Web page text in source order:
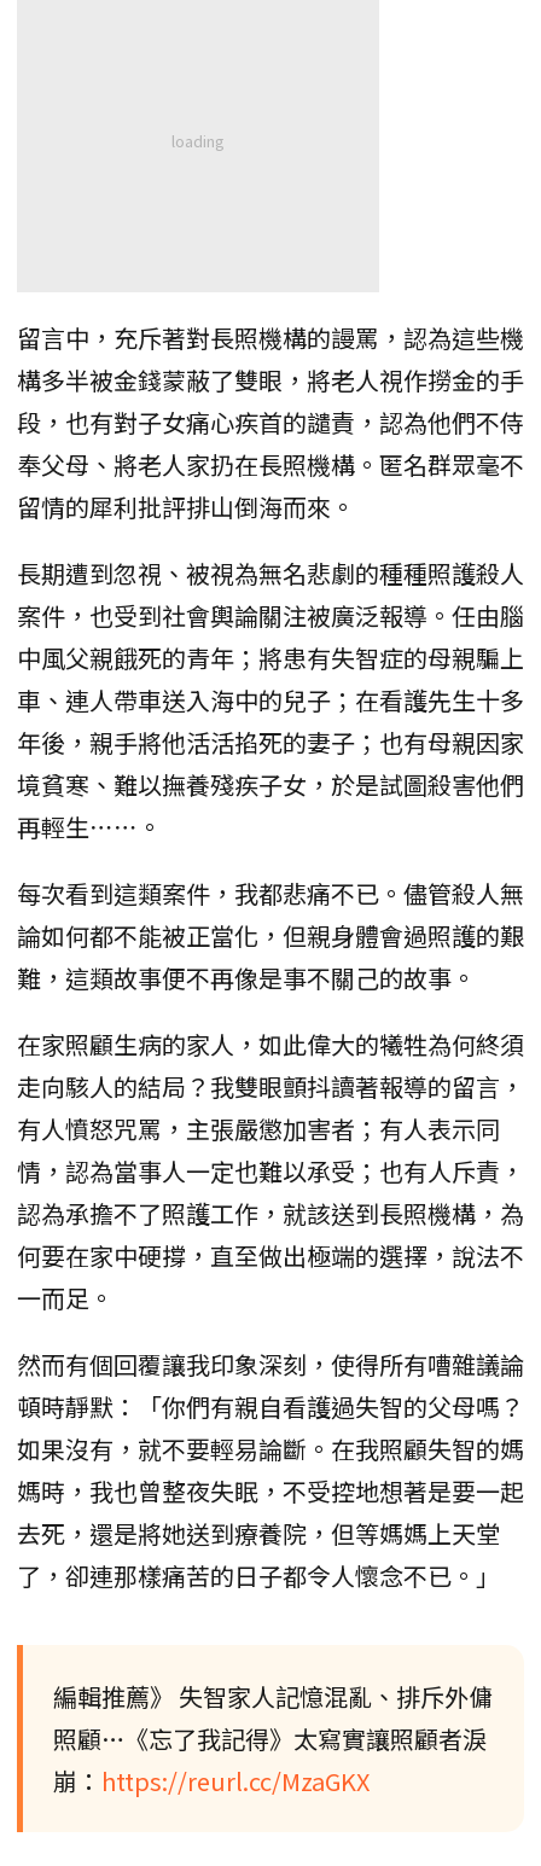
留言中，充斥著對長照機構的謾罵，認為這些機
構多半被金錢蒙蔽了雙眼，將老人視作撈金的手
段，也有對子女痛心疾首的譴責，認為他們不侍
奉父母、將老人家扔在長照機構。匿名群眾毫不
留情的犀利批評排山倒海而來。
長期遭到忽視、被視為無名悲劇的種種照護殺人
案件，也受到社會輿論關注被廣泛報導。任由腦
中風父親餓死的青年；將患有失智症的母親騙上
車、連人帶車送入海中的兒子；在看護先生十多
年後，親手將他活活掐死的妻子；也有母親因家
境貧寒、難以撫養殘疾子女，於是試圖殺害他們
再輕生⋯⋯。
每次看到這類案件，我都悲痛不已。儘管殺人無
論如何都不能被正當化，但親身體會過照護的艱
難，這類故事便不再像是事不關己的故事。
在家照顧生病的家人，如此偉大的犧牲為何終須
走向駭人的結局？我雙眼顫抖讀著報導的留言，
有人憤怒咒罵，主張嚴懲加害者；有人表示同
情，認為當事人一定也難以承受；也有人斥責，
認為承擔不了照護工作，就該送到長照機構，為
何要在家中硬撐，直至做出極端的選擇，說法不
一而足。
然而有個回覆讓我印象深刻，使得所有嘈雜議論
頓時靜默：「你們有親自看護過失智的父母嗎？
如果沒有，就不要輕易論斷。在我照顧失智的媽
媽時，我也曾整夜失眠，不受控地想著是要一起
去死，還是將她送到療養院，但等媽媽上天堂
了，卻連那樣痛苦的日子都令人懷念不已。」
編輯推薦》 失智家人記憶混亂、排斥外傭
照顧…《忘了我記得》太寫實讓照顧者淚
崩： https://reurl.cc/MzaGKX